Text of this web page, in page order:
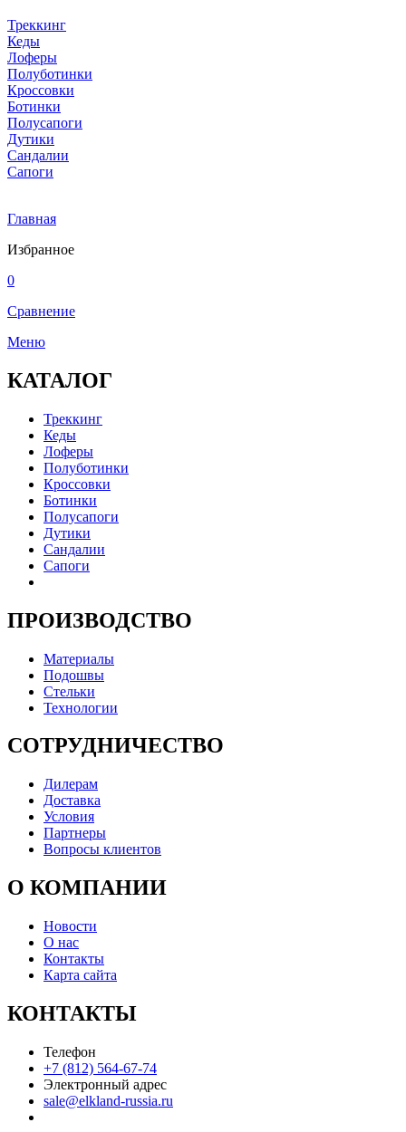
Треккинг
Кеды
Лоферы
Полуботинки
Кроссовки
Ботинки
Полусапоги
Дутики
Сандалии
Сапоги
Главная
Избранное
0
Сравнение
Меню
КАТАЛОГ
Треккинг
Кеды
Лоферы
Полуботинки
Кроссовки
Ботинки
Полусапоги
Дутики
Сандалии
Сапоги
ПРОИЗВОДСТВО
Материалы
Подошвы
Стельки
Технологии
СОТРУДНИЧЕСТВО
Дилерам
Доставка
Условия
Партнеры
Вопросы клиентов
О КОМПАНИИ
Новости
О нас
Контакты
Карта сайта
КОНТАКТЫ
Телефон
+7 (812) 564-67-74
Электронный адрес
sale@elkland-russia.ru